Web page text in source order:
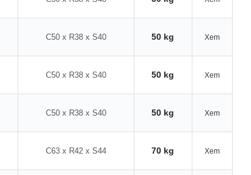
C50 x R38 x S40 50 kg Xem
C50 x R38 x S40 50 kg Xem
C50 x R38 x S40 50 kg Xem
C63 x R42 x S44 70 kg Xem